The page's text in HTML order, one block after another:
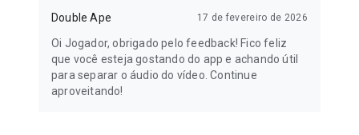
Double Ape 17 de fevereiro de 2026
Oi Jogador, obrigado pelo feedback! Fico feliz
que você esteja gostando do app e achando útil
para separar o áudio do vídeo. Continue
aproveitando!